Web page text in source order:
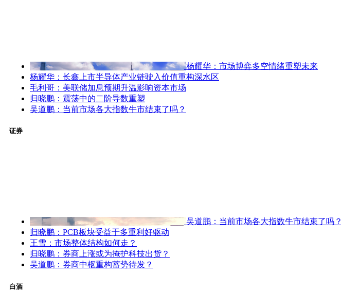
杨耀华：市场博弈多空情绪重塑未来
杨耀华：长鑫上市半导体产业链驶入价值重构深水区
毛利哥：美联储加息预期升温影响资本市场
归晓鹏：震荡中的二阶导数重塑
吴道鹏：当前市场各大指数牛市结束了吗？
证券
吴道鹏：当前市场各大指数牛市结束了吗？
归晓鹏：PCB板块受益于多重利好驱动
王雪：市场整体结构如何走？
归晓鹏：券商上涨或为掩护科技出货？
吴道鹏：券商中枢重构蓄势待发？
白酒